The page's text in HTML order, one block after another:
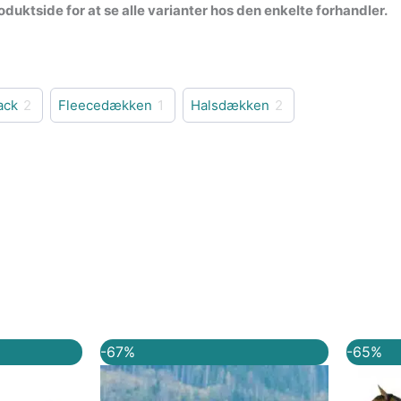
for at se alle varianter hos den enkelte forhandler.
2 Fleecedækken 1 Halsdækken 2
-67%
oprindelige
pris
var:
aktuelle
pris
er:
-65%